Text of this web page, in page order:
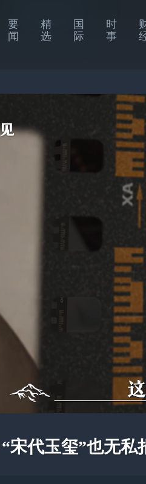
要
闻
精
选
国
际
时
事
宋代玉玺”也无